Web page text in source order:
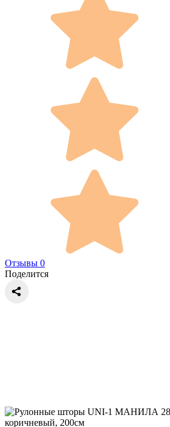
Отзывы 0
Поделится